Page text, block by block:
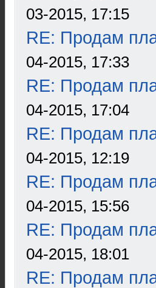
03-2015, 17:15
RE: Продам
04-2015, 17:33
RE: Продам
04-2015, 17:04
RE: Продам
04-2015, 12:19
RE: Продам
04-2015, 15:56
RE: Продам
04-2015, 18:01
RE: Продам